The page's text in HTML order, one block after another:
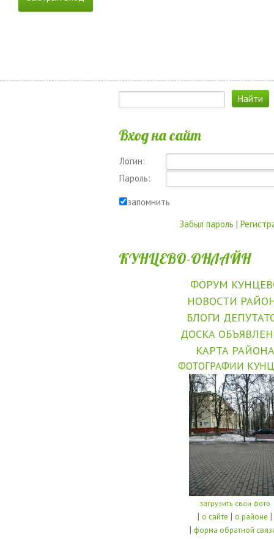
Вход на сайт
Логин:
Пароль:
запомнить
Забыл пароль |
КУНЦЕВО-ОНЛАЙН
ФОРУМ
НОВОСТИ
БЛОГИ
ДОСКА
КАРТА РАЙОНА
ФОТОГРАФИИ
загрузить свои фото
| о сайте | о районе |
| форма обратной